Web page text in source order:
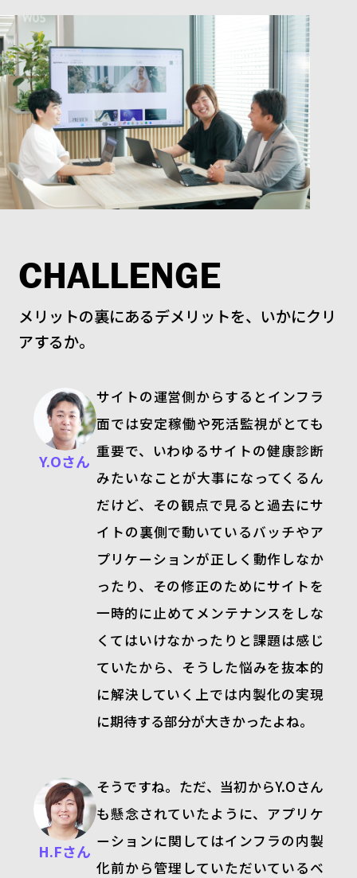
CHALLENGE
メリットの裏にあるデメリットを、いかにクリ
アするか。
Y.Oさん
サイトの運営側からするとインフラ
面では安定稼働や死活監視がとても
重要で、いわゆるサイトの健康診断
みたいなことが大事になってくるん
だけど、その観点で見ると過去にサ
イトの裏側で動いているバッチやア
プリケーションが正しく動作しなか
ったり、その修正のためにサイトを
一時的に止めてメンテナンスをしな
くてはいけなかったりと課題は感じ
ていたから、そうした悩みを抜本的
に解決していく上では内製化の実現
に期待する部分が大きかったよね。
H.Fさん
そうですね。ただ、当初からY.Oさん
も懸念されていたように、アプリケ
ーションに関してはインフラの内製
化前から管理していただいているベ